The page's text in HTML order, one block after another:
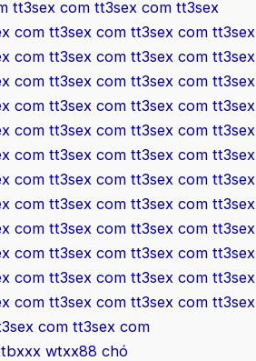
tt3sex com tt3sex com tt3sex
com tt3sex com tt3sex com tt3sex
com tt3sex com tt3sex com tt3sex
com tt3sex com tt3sex com tt3sex
com tt3sex com tt3sex com tt3sex
com tt3sex com tt3sex com tt3sex
com tt3sex com tt3sex com tt3sex
com tt3sex com tt3sex com tt3sex
com tt3sex com tt3sex com tt3sex
com tt3sex com tt3sex com tt3sex
com tt3sex com tt3sex com tt3sex
com tt3sex com tt3sex com tt3sex
com tt3sex com tt3sex com tt3sex
com tt3sex com
wtxx88 chó